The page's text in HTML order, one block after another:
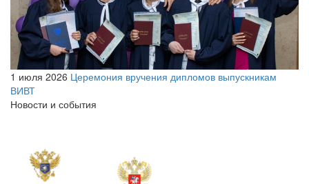
1 июля 2026 Церемония вручения дипломов выпускникам
ВИВТ
Новости и события